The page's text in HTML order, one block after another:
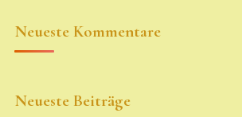
Neueste Kommentare
Neueste Beiträge